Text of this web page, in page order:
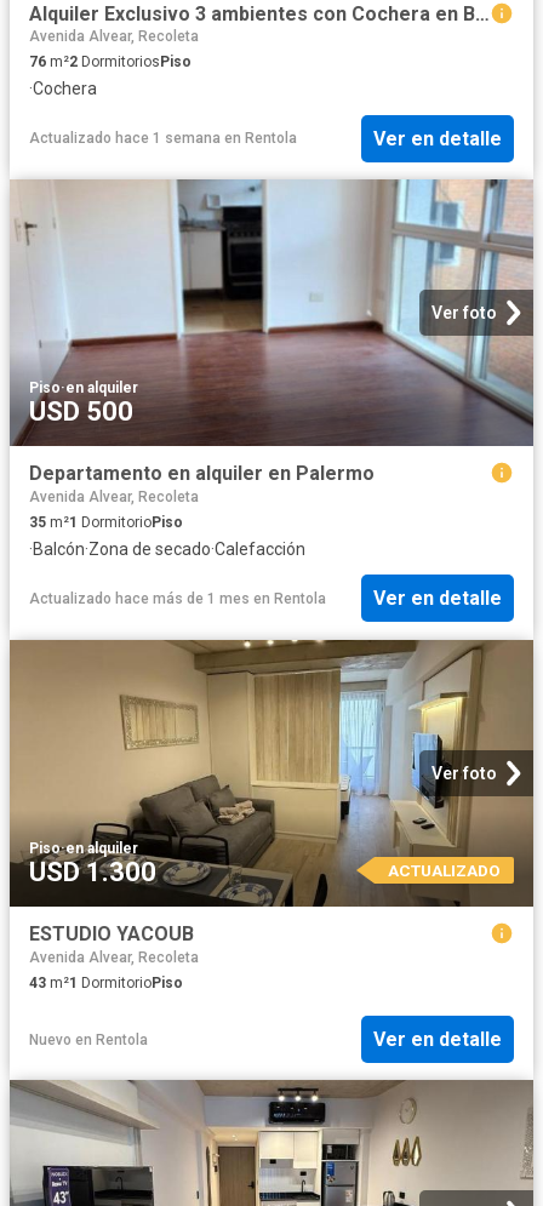
Alquiler Exclusivo 3 ambientes con Cochera en Bouevard Cerviño y Colombia, Palermo
Avenida Alvear, Recoleta
76 m²2 Dormitorios Piso
·Cochera
Actualizado hace 1 semana en Rentola Ver en detalle
Ver foto
Piso·en alquiler
USD 500
Departamento en alquiler en Palermo
Avenida Alvear, Recoleta
35 m²1 DormitorioPiso
·Balcón·Zona de secado·Calefacción
Actualizado hace más de 1 mes en Rentola Ver en detalle
Ver foto
Piso·en alquiler
USD 1.300 ACTUALIZADO
ESTUDIO YACOUB
Avenida Alvear, Recoleta
43 m²1 DormitorioPiso
Nuevo en Rentola Ver en detalle